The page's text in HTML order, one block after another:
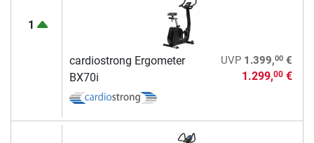
1
cardiostrong Ergometer
BX70i
UVP 1.399,00€
1.299,00€